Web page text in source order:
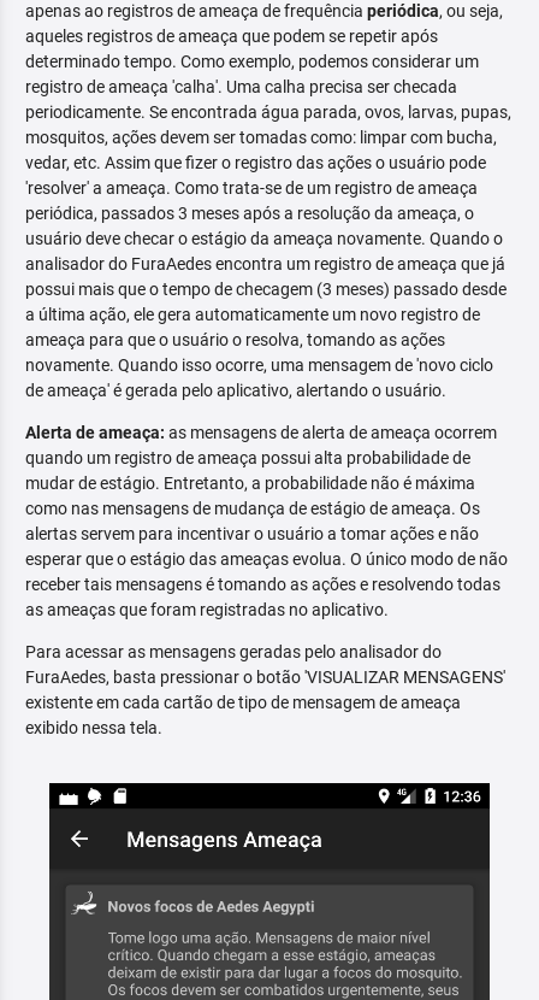
apenas ao registros de ameaça de frequência periódica, ou seja,
aqueles registros de ameaça que podem se repetir após
determinado tempo. Como exemplo, podemos considerar um
registro de ameaça 'calha'. Uma calha precisa ser checada
periodicamente. Se encontrada água parada, ovos, larvas, pupas,
mosquitos, ações devem ser tomadas como: limpar com bucha,
vedar, etc. Assim que fizer o registro das ações o usuário pode
'resolver' a ameaça. Como trata-se de um registro de ameaça
periódica, passados 3 meses após a resolução da ameaça, o
usuário deve checar o estágio da ameaça novamente. Quando o
analisador do FuraAedes encontra um registro de ameaça que já
possui mais que o tempo de checagem (3 meses) passado desde
a última ação, ele gera automaticamente um novo registro de
ameaça para que o usuário o resolva, tomando as ações
novamente. Quando isso ocorre, uma mensagem de 'novo ciclo
de ameaça' é gerada pelo aplicativo, alertando o usuário.
Alerta de ameaça: as mensagens de alerta de ameaça ocorrem
quando um registro de ameaça possui alta probabilidade de
mudar de estágio. Entretanto, a probabilidade não é máxima
como nas mensagens de mudança de estágio de ameaça. Os
alertas servem para incentivar o usuário a tomar ações e não
esperar que o estágio das ameaças evolua. O único modo de não
receber tais mensagens é tomando as ações e resolvendo todas
as ameaças que foram registradas no aplicativo.
Para acessar as mensagens geradas pelo analisador do
FuraAedes, basta pressionar o botão 'VISUALIZAR MENSAGENS'
existente em cada cartão de tipo de mensagem de ameaça
exibido nessa tela.